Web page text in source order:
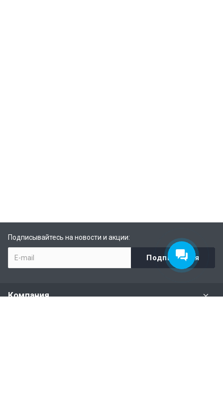
Подписывайтесь на новости и акции:
Компания